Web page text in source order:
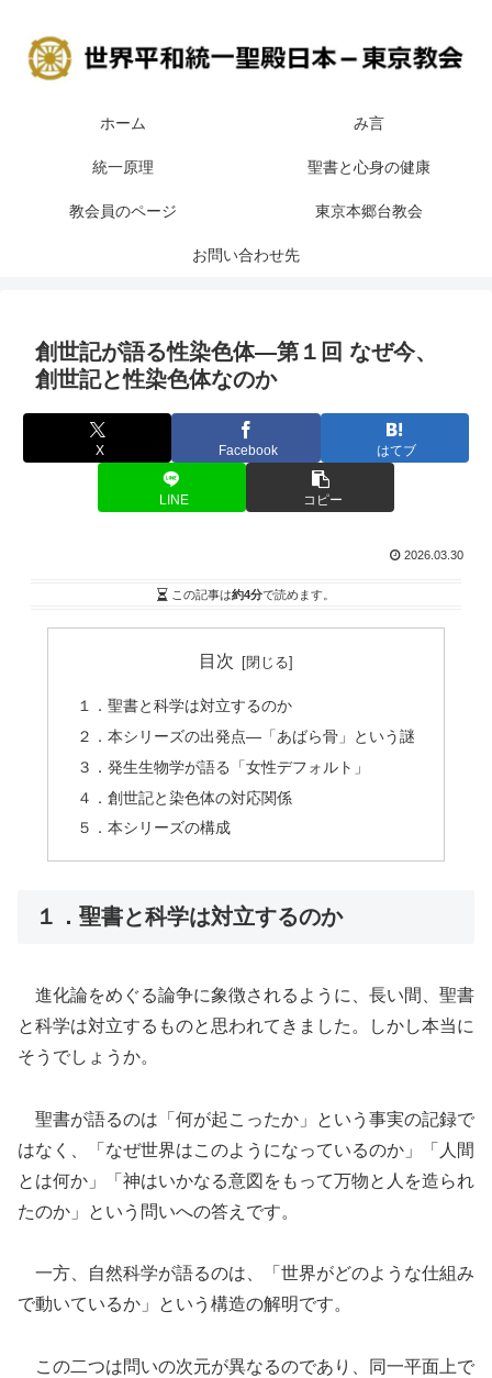
ホーム み言
統一原理 聖書と心身の健康
教会員のページ 東京本郷台教会
お問い合わせ先
創世記が語る性染色体―第１回 なぜ今、
創世記と性染色体なのか
X Facebook はてブ
LINE コピー
2026.03.30
この記事は約4分で読めます。
目次
１．聖書と科学は対立するのか
２．本シリーズの出発点―「あばら骨」という謎
３．発生生物学が語る「女性デフォルト」
４．創世記と染色体の対応関係
５．本シリーズの構成
１．聖書と科学は対立するのか
進化論をめぐる論争に象徴されるように、長い間、聖書
と科学は対立するものと思われてきました。しかし本当に
そうでしょうか。
聖書が語るのは「何が起こったか」という事実の記録で
はなく、「なぜ世界はこのようになっているのか」「人間
とは何か」「神はいかなる意図をもって万物と人を造られ
たのか」という問いへの答えです。
一方、自然科学が語るのは、「世界がどのような仕組み
で動いているか」という構造の解明です。
この二つは問いの次元が異なるのであり、同一平面上で